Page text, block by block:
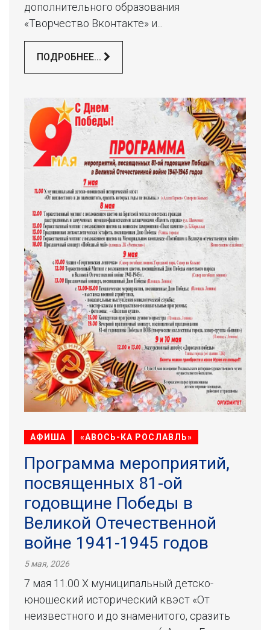
дополнительного образования
«Творчество Вконтакте» и...
ПОДРОБНЕЕ...
АФИША «АВОСЬ-КА РОСЛАВЛЬ»
Программа мероприятий,
посвященных 81-ой
годовщине Победы в
Великой Отечественной
войне 1941-1945 годов
5 мая, 2026
7 мая 11.00 X муниципальный детско-
юношеский исторический квэст «От
неизвестного и до знаменитого, сразить